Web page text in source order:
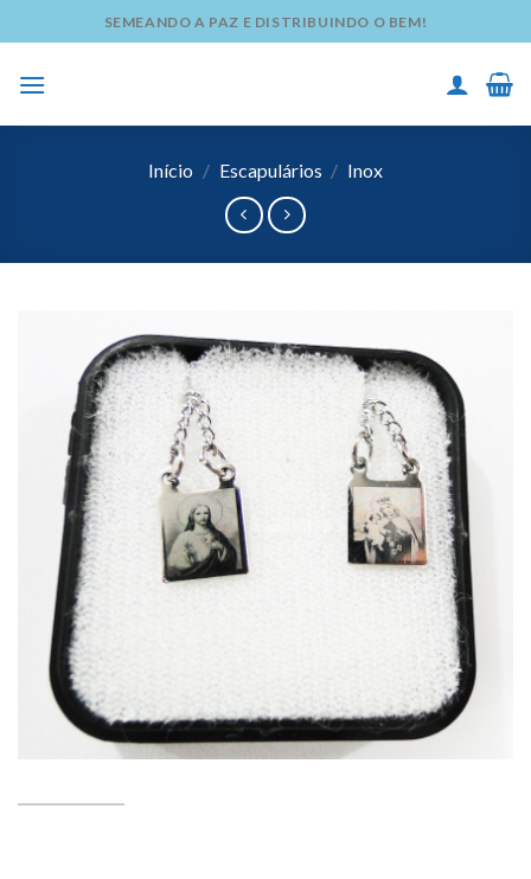
to
content
SEMEANDO A PAZ E DISTRIBUINDO O BEM!
Início / Escapulários / Inox